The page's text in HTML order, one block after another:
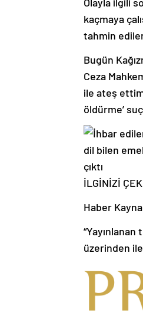
kaçmaya
tahmin
Bugün
Ceza
ile ateş
öldürme’
İLGİNİZİ
Haber
üzerinden